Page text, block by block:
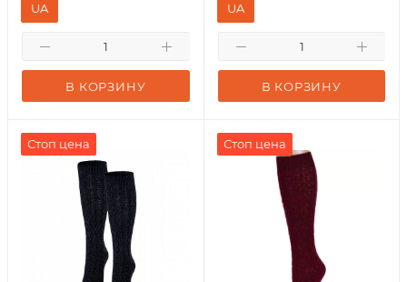
В КОРЗИНУ
UA
В КОРЗИНУ
UA
Стоп цена Стоп цена